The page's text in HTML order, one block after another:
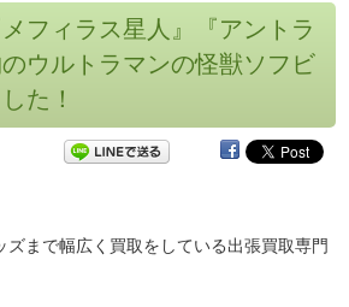
メフィラス星人』『アントラ
ウルトラマンの怪獣ソフビ
た！
ズまで幅広く買取をしている出張買取専門